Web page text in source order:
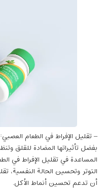
– تقليل الإفراط في الطعام العصبي:
بفضل تأثيراتها المضادة للقلق
المساعدة في تقليل الإفراط في
التوتر وتحسين الحالة النفسية،
أن تدعم تحسين أنماط الأكل.